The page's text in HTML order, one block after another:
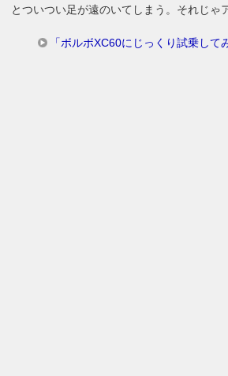
とついつい足が遠のいてしまう。それじゃ
「ボルボXC60にじっくり試乗して